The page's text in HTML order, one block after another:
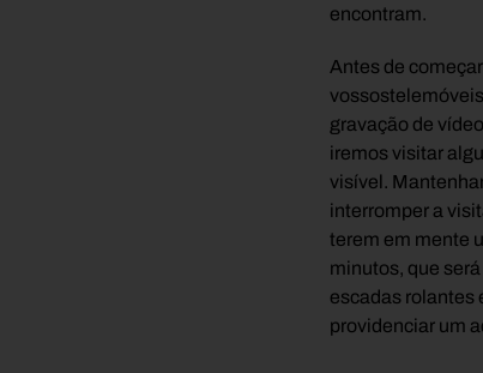
encontram.
Antes de
gravação de
iremos visitar
visível.
interromper a
terem em mente
minutos, que
escadas rolantes
providenciar um